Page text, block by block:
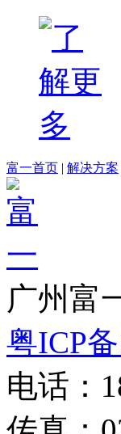
富一首页 | 解决方案
广州富
粤ICP
电话：